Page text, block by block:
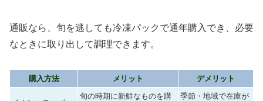
通販なら、旬を逃しても冷凍パックで通年購入でき、必要
なときに取り出して調理できます。
購入方法 メリット デメリット
旬の時期に新鮮なものを購 季節・地域で在庫が